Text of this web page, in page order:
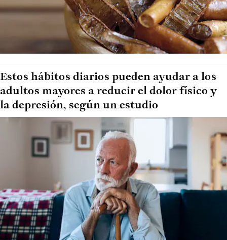
Estos hábitos diarios pueden ayudar a los
adultos mayores a reducir el dolor físico y
la depresión, según un estudio